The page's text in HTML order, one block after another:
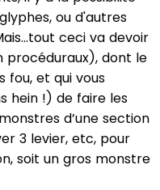
ou d'autres
ceci va devoir
procéduraux), dont le
fou, et qui vous
hein !) de faire les
d’une section
3 levier, etc, pour
soit un gros monstre